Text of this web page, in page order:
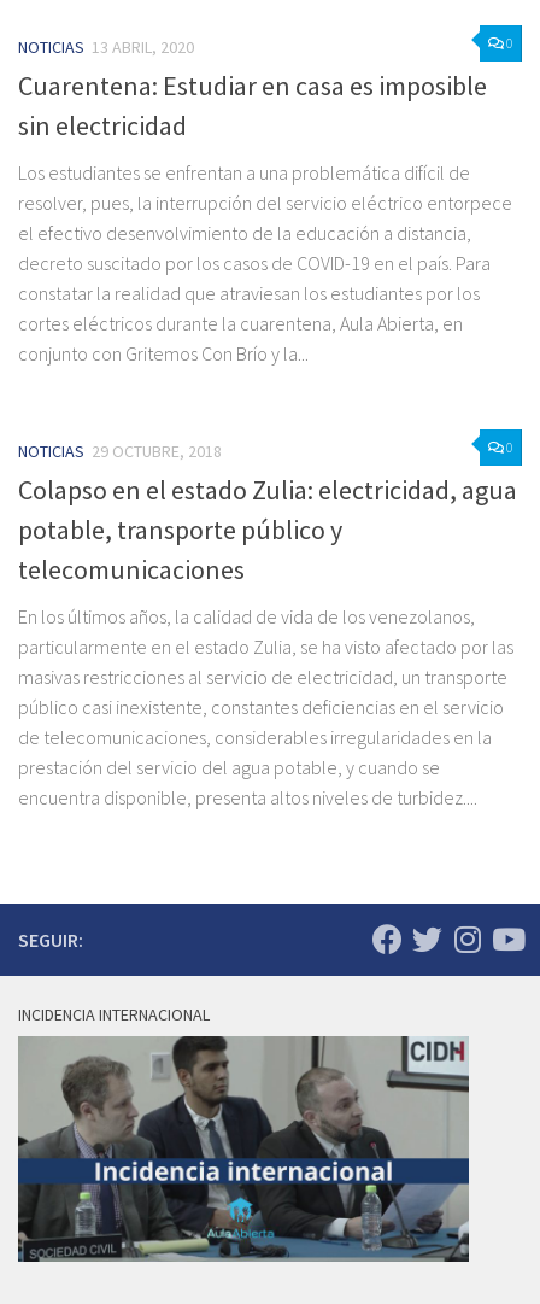
0
NOTICIAS 13 ABRIL, 2020
Cuarentena: Estudiar en casa es imposible
sin electricidad
Los estudiantes se enfrentan a una problemática difícil de
resolver, pues, la interrupción del servicio eléctrico entorpece
el efectivo desenvolvimiento de la educación a distancia,
decreto suscitado por los casos de COVID-19 en el país. Para
constatar la realidad que atraviesan los estudiantes por los
cortes eléctricos durante la cuarentena, Aula Abierta, en
conjunto con Gritemos Con Brío y la...
0
NOTICIAS 29 OCTUBRE, 2018
Colapso en el estado Zulia: electricidad, agua
potable, transporte público y
telecomunicaciones
En los últimos años, la calidad de vida de los venezolanos,
particularmente en el estado Zulia, se ha visto afectado por las
masivas restricciones al servicio de electricidad, un transporte
público casi inexistente, constantes deficiencias en el servicio
de telecomunicaciones, considerables irregularidades en la
prestación del servicio del agua potable, y cuando se
encuentra disponible, presenta altos niveles de turbidez....
SEGUIR:
INCIDENCIA INTERNACIONAL